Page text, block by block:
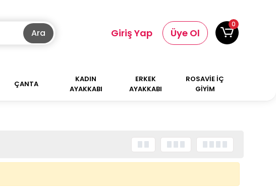
Ara Giriş Yap Üye Ol
0
ÇANTA
KADIN
AYAKKABI
ERKEK
AYAKKABI
ROSAVİE İÇ
GİYİM